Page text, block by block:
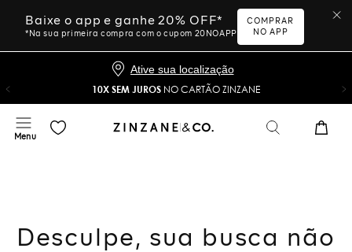
Baixe o app e ganhe 20% OFF*
*Na sua primeira compra com o cupom 20NOAPP
COMPRAR
NO APP
Ative sua localização
10X SEM JUROS NO CARTÃO ZINZANE
Desculpe, sua busca não